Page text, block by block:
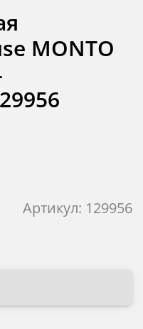
Артикул: 129956
MONTO